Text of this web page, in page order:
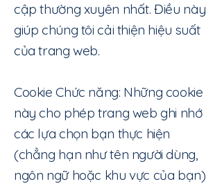
cập thường xuyên nhất. Điều này
giúp chúng tôi cải thiện hiệu suất
của trang web.
Cookie Chức năng: Những cookie
này cho phép trang web ghi nhớ
các lựa chọn bạn thực hiện
(chẳng hạn như tên người dùng,
ngôn ngữ hoặc khu vực của bạn)